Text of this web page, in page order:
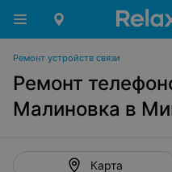
Ремонт устройств связи
Ремонт
Малиновка в
Карта